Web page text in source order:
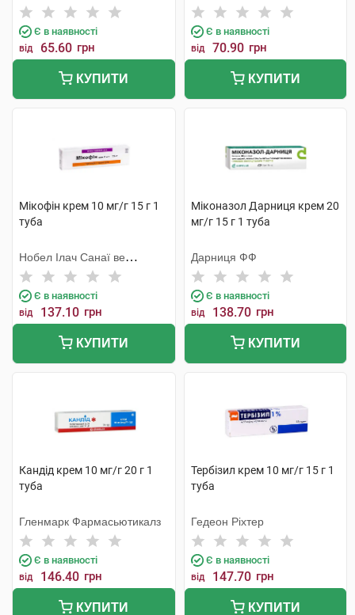
Є в наявності
від 65.60 грн
КУПИТИ
Є в наявності
від 70.90 грн
КУПИТИ
Мікофін крем 10 мг/г 15 г 1
туба
Нобел Ілач Санаї ве
Тіджарет
Є в наявності
від 137.10 грн
КУПИТИ
Міконазол Дарниця крем 20
мг/г 15 г 1 туба
Дарниця ФФ
Є в наявності
від 138.70 грн
КУПИТИ
Кандід крем 10 мг/г 20 г 1
туба
Гленмарк Фармасьютикалз
Є в наявності
від 146.40 грн
КУПИТИ
Тербізил крем 10 мг/г 15 г 1
туба
Гедеон Ріхтер
Є в наявності
від 147.70 грн
КУПИТИ